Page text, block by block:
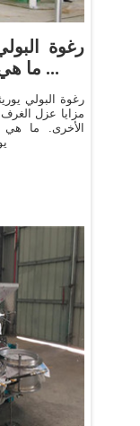
ما هي وما هي خصائص العزل ...
رغوة البولي
مزايا عزل
الأخرى. ما هي